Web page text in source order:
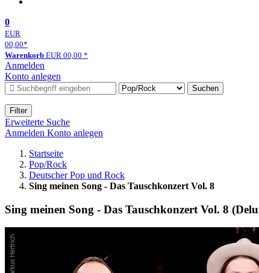
0
EUR
00,00*
Warenkorb EUR 00,00 *
Anmelden
Konto anlegen
Suchen
Filter
Erweiterte Suche
Anmelden Konto anlegen
Startseite
Pop/Rock
Deutscher Pop und Rock
Sing meinen Song - Das Tauschkonzert Vol. 8
Sing meinen Song - Das Tauschkonzert Vol. 8